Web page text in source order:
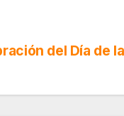
del Día de